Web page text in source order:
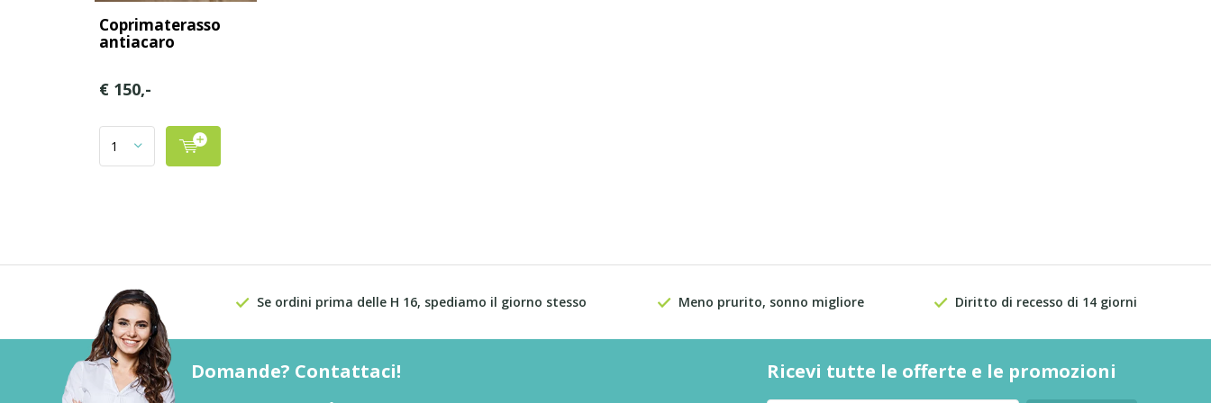
Coprimaterasso
antiacaro
€ 150,-
Se ordini prima delle H 16, spediamo il giorno stesso Meno prurito, sonno migliore Diritto di recesso di 14 giorni
Domande? Contattaci! Ricevi tutte le offerte e le promozioni